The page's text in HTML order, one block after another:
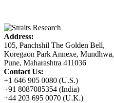
Address:
105, Panchshil The Golden Bell,
Koregaon Park Annexe, Mundhwa,
Pune, Maharashtra 411036
Contact Us:
+1 646 905 0080 (U.S.)
+91 8087085354 (India)
+44 203 695 0070 (U.K.)